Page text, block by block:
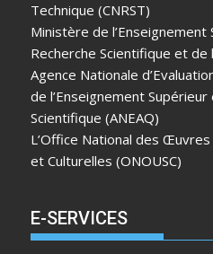
Technique (CNRST)
Ministère de l’Enseignement
Recherche Scientifique et de
Agence Nationale
de l’Enseignement
Scientifique (ANEAQ)
L’Office National des
et Culturelles (ONOUSC)
E-SERVICES